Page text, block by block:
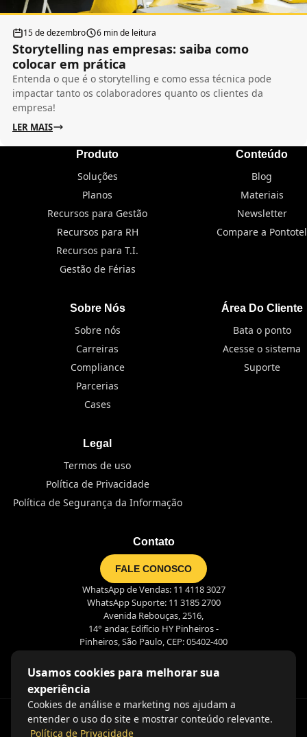
15 de dezembro 6 min de leitura
Storytelling nas empresas: saiba como
colocar em prática
Entenda o que é o storytelling e como essa técnica pode
impactar tanto os colaboradores quanto os clientes da
empresa!
LER MAIS
Produto
Soluções
Planos
Recursos para Gestão
Recursos para RH
Recursos para T.I.
Gestão de Férias
Conteúdo
Blog
Materiais
Newsletter
Compare a Pontotel
Sobre Nós
Sobre nós
Carreiras
Compliance
Parcerias
Cases
Área Do Cliente
Bata o ponto
Acesse o sistema
Suporte
Legal
Termos de uso
Política de Privacidade
Política de Segurança da Informação
Contato
FALE CONOSCO
WhatsApp de Vendas: 11 4118 3027
WhatsApp Suporte: 11 3185 2700
Avenida Rebouças, 2516,
14° andar, Edifício HY Pinheiros -
Pinheiros, São Paulo, CEP: 05402-400
Usamos cookies para melhorar sua
experiência
Cookies de análise e marketing nos ajudam a
entender o uso do site e mostrar conteúdo relevante.
Política de Privacidade